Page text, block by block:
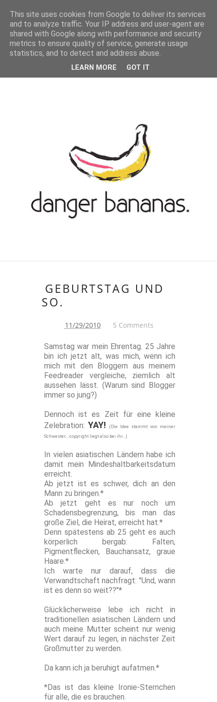
MENU
GEBURTSTAG UND
SO.
11/29/2010 5 Comments
Samstag war mein Ehrentag. 25 Jahre
bin ich jetzt alt, was mich, wenn ich
mich mit den Bloggern aus meinem
Feedreader vergleiche, ziemlich alt
aussehen lässt. (Warum sind Blogger
immer so jung?)
Dennoch ist es Zeit für eine kleine
Zelebration: YAY!
(Die Idee stammt von meiner
Schwester... copyright liegt also bei ihr...)
In vielen asiatischen Ländern habe ich
damit mein Mindeshaltbarkeitsdatum
erreicht.
Ab jetzt ist es schwer, dich an den
Mann zu bringen.*
Ab jetzt geht es nur noch um
Schadensbegrenzung, bis man das
große Ziel, die Heirat, erreicht hat.*
Denn spätestens ab 25 geht es auch
körperlich bergab: Falten,
Pigmentflecken, Bauchansatz, graue
Haare.*
Ich warte nur darauf, dass die
Verwandtschaft nachfragt: "Und, wann
ist es denn so weit??"*
Glücklicherweise lebe ich nicht in
traditionellen asiatischen Ländern und
auch meine Mutter scheint nur wenig
Wert darauf zu legen, in nächster Zeit
Großmutter zu werden.
Da kann ich ja beruhigt aufatmen.*
*Das ist das kleine Ironie-Sternchen
für alle, die es brauchen.
This site uses cookies from Google to deliver its services
and to analyze traffic. Your IP address and user-agent are
shared with Google along with performance and security
metrics to ensure quality of service, generate usage
statistics, and to detect and address abuse.
LEARN MORE GOT IT